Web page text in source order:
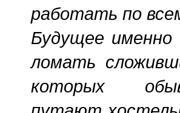
работать по
Будущее
ломать
которых